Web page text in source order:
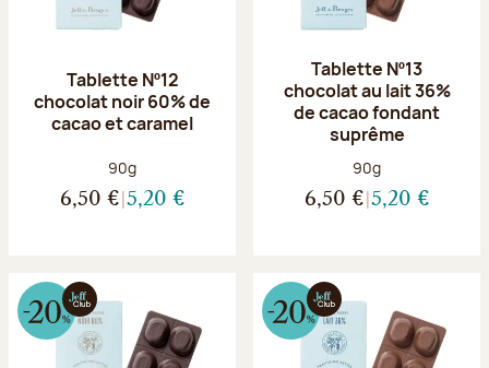
Tablette Nº12
chocolat noir 60% de
cacao et caramel
Poids net :
90g
6,50 € 5,20 €
Tablette Nº13
chocolat au lait 36%
de cacao fondant
suprême
Poids net :
90g
6,50 € 5,20 €